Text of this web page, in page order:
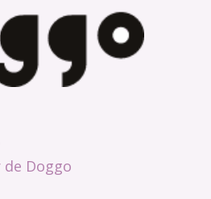
de Doggo